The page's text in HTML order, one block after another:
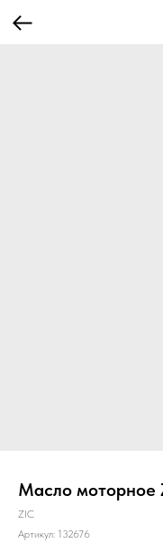
Масло моторное
ZIC
Артикул: 132676